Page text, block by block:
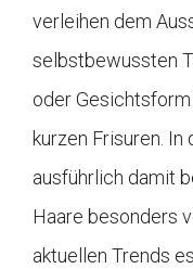
verleihen dem
selbstbewussten
oder
kurzen Frisuren.
ausführlich damit
Haare besonders
aktuellen Trends